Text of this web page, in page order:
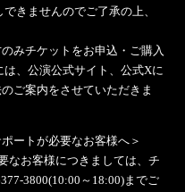
きませんのでご了承の上、
みチケットをお申込・ご購入
、公演公式サイト、公式Xに
ご案内をさせていただきま
ートが必要なお客様へ＞
なお客様につきましては、チ
3800(10:00～18:00)までご